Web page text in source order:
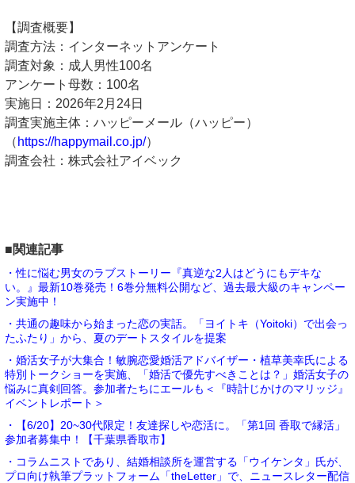
【調査概要】
調査方法：インターネットアンケート
調査対象：成人男性100名
アンケート母数：100名
実施日：2026年2月24日
調査実施主体：ハッピーメール（ハッピー）
（ https://happymail.co.jp/）
調査会社：株式会社アイベック
■関連記事
・性に悩む男女のラブストーリー『真逆な2人はどうにもデキな
い。』最新10巻発売！6巻分無料公開など、過去最大級のキャンペー
ン実施中！
・共通の趣味から始まった恋の実話。「ヨイトキ（Yoitoki）で出会っ
たふたり」から、夏のデートスタイルを提案
・婚活女子が大集合！敏腕恋愛婚活アドバイザー・植草美幸氏による
特別トークショーを実施、「婚活で優先すべきことは？」婚活女子の
悩みに真剣回答。参加者たちにエールも＜『時計じかけのマリッジ』
イベントレポート＞
・【6/20】20~30代限定！友達探しや恋活に。「第1回 香取で縁活」
参加者募集中！【千葉県香取市】
・コラムニストであり、結婚相談所を運営する「ウイケンタ」氏が、
プロ向け執筆プラットフォーム「theLetter」で、ニュースレター配信